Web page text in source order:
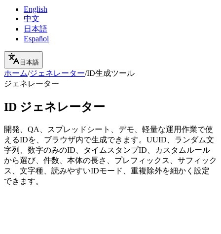
English
中文
日本語
Español
日本語
ホーム/ジェネレーター/ID生成ツール
ジェネレーター
ID ジェネレーター
開発、QA、スプレッドシート、デモ、軽量な運用作業で使
えるIDを、ブラウザ内で生成できます。UUID、ランダム文
字列、数字のみのID、タイムスタンプID、カスタムルール
から選び、件数、本体の長さ、プレフィックス、サフィック
ス、文字種、読みやすいIDモード、重複除外を細かく設定
できます。